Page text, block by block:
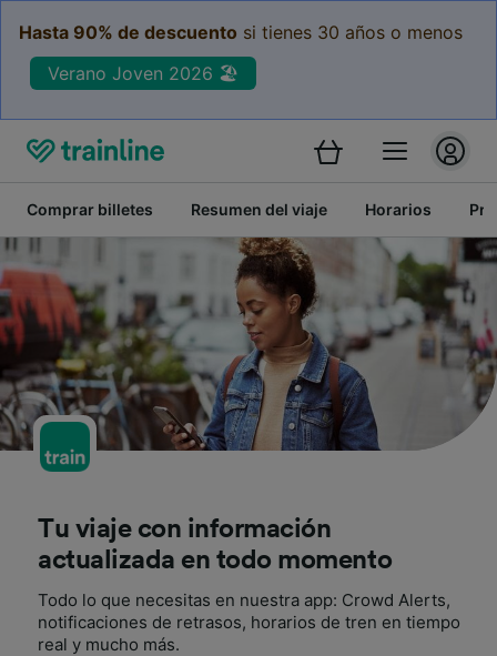
Hasta 90% de descuento si tienes 30 años o menos
Verano Joven 2026 🏖️
Comprar billetes Resumen del viaje Horarios
Tu viaje con información
actualizada en todo momento
Todo lo que necesitas en nuestra app: Crowd Alerts,
notificaciones de retrasos, horarios de tren en tiempo
real y mucho más.